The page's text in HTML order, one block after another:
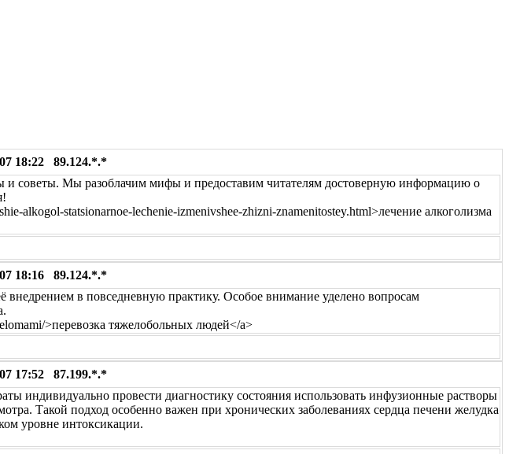
18:22 89.124.*.*
и советы. Мы разоблачим мифы и предоставим читателям достоверную информацию о
alkogol-statsionarnoe-lechenie-izmenivshee-zhizni-znamenitostey.html>лечение алкоголизма
18:16 89.124.*.*
внедрением в повседневную практику. Особое внимание уделено вопросам
>перевозка тяжелобольных людей</a>
17:52 87.199.*.*
индивидуально провести диагностику состояния использовать инфузионные растворы
Такой подход особенно важен при хронических заболеваниях сердца печени желудка
уровне интоксикации.